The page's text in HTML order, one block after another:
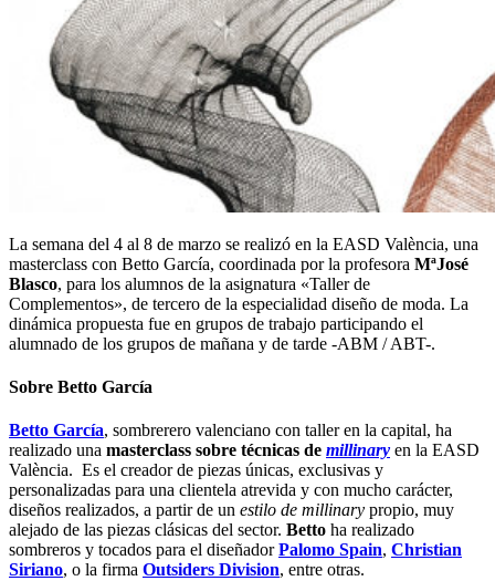
La semana del 4 al 8 de marzo se realizó en la EASD València, una
masterclass con Betto García, coordinada por la profesora MªJosé
Blasco, para los alumnos de la asignatura «Taller de
Complementos», de tercero de la especialidad diseño de moda. La
dinámica propuesta fue en grupos de trabajo participando el
alumnado de los grupos de mañana y de tarde -ABM / ABT-.
Sobre Betto García
Betto García, sombrerero valenciano con taller en la capital, ha
realizado una masterclass sobre técnicas de millinary en la EASD
València. Es el creador de piezas únicas, exclusivas y
personalizadas para una clientela atrevida y con mucho carácter,
diseños realizados, a partir de un estilo de millinary propio, muy
alejado de las piezas clásicas del sector. Betto ha realizado
sombreros y tocados para el diseñadorPalomo Spain, Christian
Siriano, o la firma Outsiders Division, entre otras.